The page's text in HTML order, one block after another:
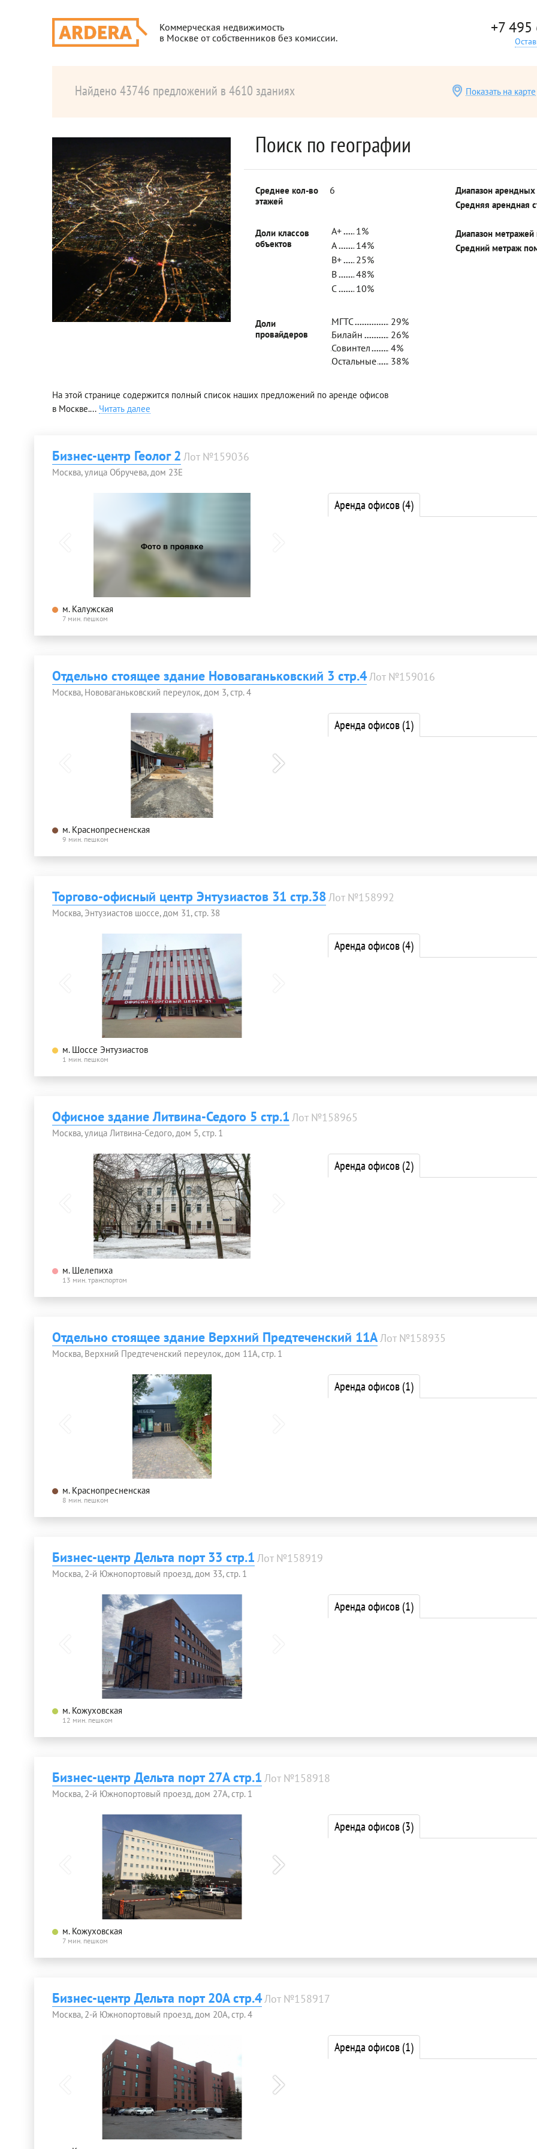
Коммерческая недвижимость
в Москве от собственников без комиссии.
+7
Найдено 43746 предложений в 4610 зданиях Показать на карте
Поиск по географии
Среднее кол-во
этажей
6
Доли классов
объектов
A+
1%
A
14%
B+
25%
B
48%
C
10%
Доли
провайдеров
МГТС
29%
Билайн
26%
Совинтел
4%
Остальные
38%
Диапазон
Средняя арендная
Диапазон
Средний метраж
На этой странице содержится полный список наших предложений по аренде офисов
в Москве.... Читать далее
Бизнес-центр Геолог 2 Лот №159036
Москва, улица Обручева, дом 23Е
м. Калужская
7 мин. пешком
Аренда офисов(4)
Отдельно стоящее здание Нововаганьковский 3 стр.4Лот №159016
Москва, Нововаганьковский переулок, дом 3, стр. 4
м. Краснопресненская
9 мин. пешком
Аренда офисов(1)
Торгово-офисный центр Энтузиастов 31 стр.38Лот №158992
Москва, Энтузиастов шоссе, дом 31, стр. 38
м. Шоссе Энтузиастов
1 мин. пешком
Аренда офисов(4)
Офисное здание Литвина-Седого 5 стр.1 Лот №158965
Москва, улица Литвина-Седого, дом 5, стр. 1
м. Шелепиха
13 мин. транспортом
Аренда офисов(2)
Отдельно стоящее здание Верхний Предтеченский 11А Лот №158935
Москва, Верхний Предтеченский переулок, дом 11А, стр. 1
м. Краснопресненская
8 мин. пешком
Аренда офисов(1)
Бизнес-центр Дельта порт 33 стр.1 Лот №158919
Москва, 2-й Южнопортовый проезд, дом 33, стр. 1
м. Кожуховская
12 мин. пешком
Аренда офисов(1)
Бизнес-центр Дельта порт 27А стр.1 Лот №158918
Москва, 2-й Южнопортовый проезд, дом 27А, стр. 1
м. Кожуховская
7 мин. пешком
Аренда офисов(3)
Бизнес-центр Дельта порт 20А стр.4Лот №158917
Москва, 2-й Южнопортовый проезд, дом 20А, стр. 4
Аренда офисов(1)